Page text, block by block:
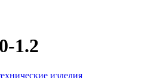
1.2
изделия